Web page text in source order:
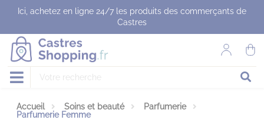
Ici, achetez en ligne 24/7 les produits des commerçants de
Castres
Accueil Soins et beauté
Parfumerie
Parfumerie Femme
Panneau de gestion des cookies